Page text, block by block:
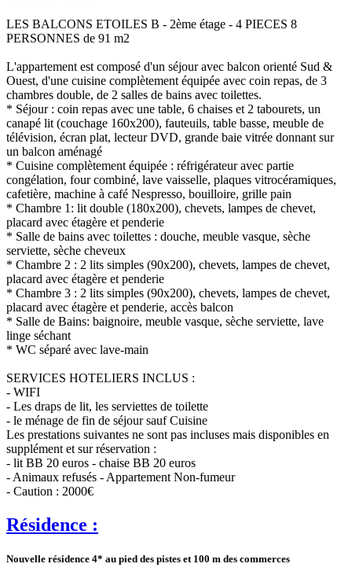
LES BALCONS ETOILES B - 2ème étage - 4 PIECES 8
PERSONNES de 91 m2
L'appartement est composé d'un séjour avec balcon orienté Sud &
Ouest, d'une cuisine complètement équipée avec coin repas, de 3
chambres double, de 2 salles de bains avec toilettes.
* Séjour : coin repas avec une table, 6 chaises et 2 tabourets, un
canapé lit (couchage 160x200), fauteuils, table basse, meuble de
télévision, écran plat, lecteur DVD, grande baie vitrée donnant sur
un balcon aménagé
* Cuisine complètement équipée : réfrigérateur avec partie
congélation, four combiné, lave vaisselle, plaques vitrocéramiques,
cafetière, machine à café Nespresso, bouilloire, grille pain
* Chambre 1: lit double (180x200), chevets, lampes de chevet,
placard avec étagère et penderie
* Salle de bains avec toilettes : douche, meuble vasque, sèche
serviette, sèche cheveux
* Chambre 2 : 2 lits simples (90x200), chevets, lampes de chevet,
placard avec étagère et penderie
* Chambre 3 : 2 lits simples (90x200), chevets, lampes de chevet,
placard avec étagère et penderie, accès balcon
* Salle de Bains: baignoire, meuble vasque, sèche serviette, lave
linge séchant
* WC séparé avec lave-main
SERVICES HOTELIERS INCLUS :
- WIFI
- Les draps de lit, les serviettes de toilette
- le ménage de fin de séjour sauf Cuisine
Les prestations suivantes ne sont pas incluses mais disponibles en
supplément et sur réservation :
- lit BB 20 euros - chaise BB 20 euros
- Animaux refusés - Appartement Non-fumeur
- Caution : 2000€
Résidence :
Nouvelle résidence 4* au pied des pistes et 100 m des commerces